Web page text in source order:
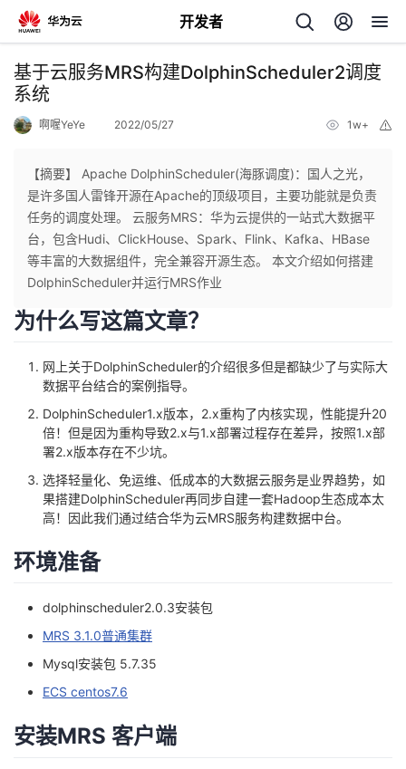
开发者
返
回
个
人
主
我
的
我
的
博
客
我
的
论
坛
我
的
圈
子
我
的
直
播
我
的
活
我
的
我
基于云服务MRS构建DolphinScheduler2调度
系统
啊喔YeYe 2022/05/27 1w+
【摘要】 Apache DolphinScheduler(海豚调度)：国人之光，
是许多国人雷锋开源在Apache的顶级项目，主要功能就是负责
任务的调度处理。 云服务MRS：华为云提供的一站式大数据平
台，包含Hudi、ClickHouse、Spark、Flink、Kafka、HBase
等丰富的大数据组件，完全兼容开源生态。 本文介绍如何搭建
DolphinScheduler并运行MRS作业
为什么写这篇文章？
网上关于DolphinScheduler的介绍很多但是都缺少了与实际大
数据平台结合的案例指导。
DolphinScheduler1.x版本，2.x重构了内核实现，性能提升20
倍！但是因为重构导致2.x与1.x部署过程存在差异，按照1.x部
署2.x版本存在不少坑。
选择轻量化、免运维、低成本的大数据云服务是业界趋势，如
果搭建DolphinScheduler再同步自建一套Hadoop生态成本太
高！因此我们通过结合华为云MRS服务构建数据中台。
环境准备
dolphinscheduler2.0.3安装包
MRS 3.1.0普通集群
Mysql安装包 5.7.35
ECS centos7.6
安装MRS 客户端